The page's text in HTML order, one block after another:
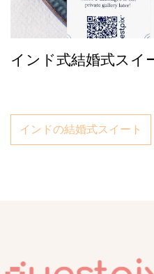
インド式結婚式スイ
インドの結婚式スイート